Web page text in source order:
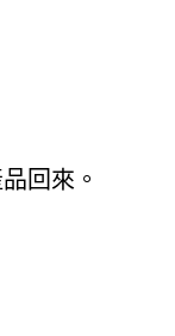
回來。